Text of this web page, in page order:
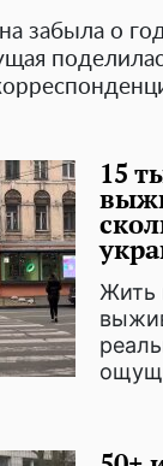
забыла о
15
Жить